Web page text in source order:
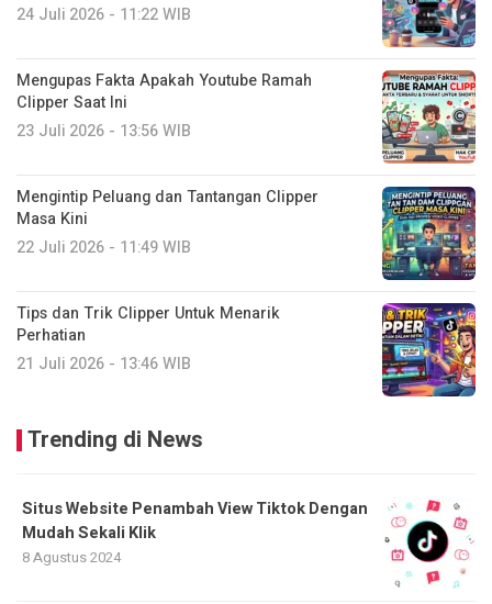
24 Juli 2026 - 11:22 WIB
Mengupas Fakta Apakah Youtube Ramah
Clipper Saat Ini
23 Juli 2026 - 13:56 WIB
Mengintip Peluang dan Tantangan Clipper
Masa Kini
22 Juli 2026 - 11:49 WIB
Tips dan Trik Clipper Untuk Menarik
Perhatian
21 Juli 2026 - 13:46 WIB
Trending di News
Situs Website Penambah View Tiktok Dengan
Mudah Sekali Klik
8 Agustus 2024